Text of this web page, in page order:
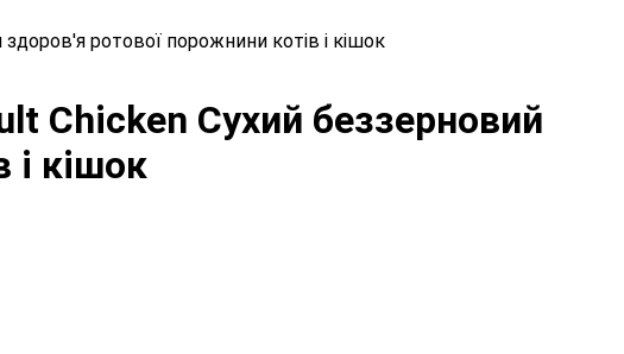
ротової порожнини котів і кішок
Chicken Сухий беззерновий
кішок